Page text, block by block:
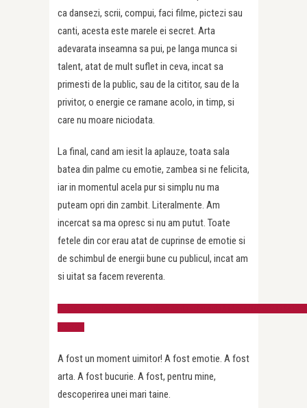
ca dansezi, scrii, compui, faci filme, pictezi sau
canti, acesta este marele ei secret. Arta
adevarata inseamna sa pui, pe langa munca si
talent, atat de mult suflet in ceva, incat sa
primesti de la public, sau de la cititor, sau de la
privitor, o energie ce ramane acolo, in timp, si
care nu moare niciodata.
La final, cand am iesit la aplauze, toata sala
batea din palme cu emotie, zambea si ne felicita,
iar in momentul acela pur si simplu nu ma
puteam opri din zambit. Literalmente. Am
incercat sa ma opresc si nu am putut. Toate
fetele din cor erau atat de cuprinse de emotie si
de schimbul de energii bune cu publicul, incat am
si uitat sa facem reverenta.
A fost un moment uimitor! A fost emotie. A fost
arta. A fost bucurie. A fost, pentru mine,
descoperirea unei mari taine.